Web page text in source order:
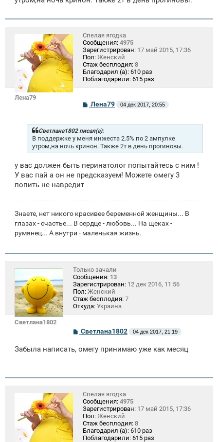
и
Лена79
Спелая ягодка
Сообщения: 4975
Зарегистрирован: 17 май 2015, 17:36
Пол: Женский
Стаж бесплодия: 8
Благодарил (а): 610 раз
Поблагодарили: 615 раз
С
о
б
щ
е
н
и
Лена79 04 дек 2017, 20:55
Светлана1802 писал(а):
В поддержке у меня инжеста 2.5% по 2 ампулке
утром,на ночь кринон. Также 2т в день прогиновы.
у вас должен быть перинатолог попытайтесь с ним !
У вас пай а он не предсказуем! Можете омегу 3
попить не навредит
Знаете, нет никого красивее беременной женщины... В
глазах - счастье... В сердце - любовь... На щеках -
румянец... А внутри - маленькая жизнь.
Светлана1802
Только зачали
Сообщения: 13
Зарегистрирован: 12 дек 2016, 11:56
Пол: Женский
Стаж бесплодия: 7
Откуда: Украина
С
о
б
и
Светлана1802 04 дек 2017, 21:19
Забыла написать, омегу принимаю уже как месяц
Спелая ягодка
Сообщения: 4975
Зарегистрирован: 17 май 2015, 17:36
Пол: Женский
Стаж бесплодия: 8
Благодарил (а): 610 раз
Поблагодарили: 615 раз